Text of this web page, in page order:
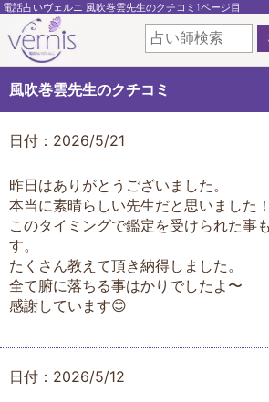
電話占いヴェルニ 風吹巻雲先生のクチコミ1ページ目
風吹巻雲先生のクチコミ
日付：2026/5/21
昨日はありがとうございました。
本当に素晴らしい先生だと思いました！
このタイミングで鑑定を受けられた事
す。
たくさん教えて頂き納得しました。
全て腑に落ちる事はかりでしたよ〜
感謝しています😊
日付：2026/5/12